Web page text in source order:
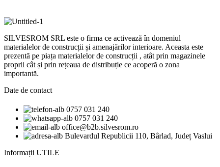
SILVESROM SRL este o firma ce activează în domeniul
materialelor de construcții și amenajărilor interioare. Aceasta este
prezentă pe piața materialelor de construcții , atât prin magazinele
proprii cât și prin rețeaua de distribuție ce acoperă o zona
importantă.
Date de contact
0757 031 240
0757 031 240
office@b2b.silvesrom.ro
Bulevardul Republicii 110, Bârlad, Județ Vaslui
Informații UTILE